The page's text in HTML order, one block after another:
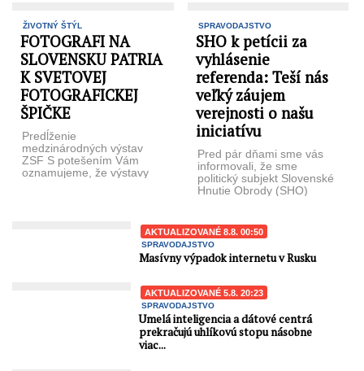
ŽIVOTNÝ ŠTÝL
FOTOGRAFI NA
SLOVENSKU PATRIA
K SVETOVEJ
FOTOGRAFICKEJ
ŠPIČKE
Predĺženie
medzinárodných výstav
ZSF S potešením Vám
oznamujeme, že výstavy
SPRAVODAJSTVO
SHO k petícii za
vyhlásenie
referenda: Teší nás
veľký záujem
verejnosti o našu
iniciatívu
Pred pár dňami sme vás
informovali, že sme
politický subjekt Slovenské
Hnutie Obrody (SHO)
AKTUALIZOVANÉ 8.8. 00:50
SPRAVODAJSTVO
Masívny výpadok internetu v Rusku
AKTUALIZOVANÉ 5.8. 20:23
SPRAVODAJSTVO
Umelá inteligencia a dátové centrá
prekračujú uhlíkovú stopu násobne
viac...